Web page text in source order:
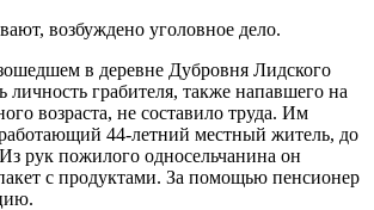
возбуждено уголовное дело.
в деревне Дубровня Лидского
личность грабителя, также напавшего на
возраста, не составило труда. Им
работающий 44-летний местный житель, до
рук пожилого односельчанина он
с продуктами. За помощью пенсионер